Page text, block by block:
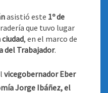
asistió este 1º de
que tuvo lugar
, en el marco de
del Trabajador.
vicegobernador Eber
Jorge Ibáñez, el